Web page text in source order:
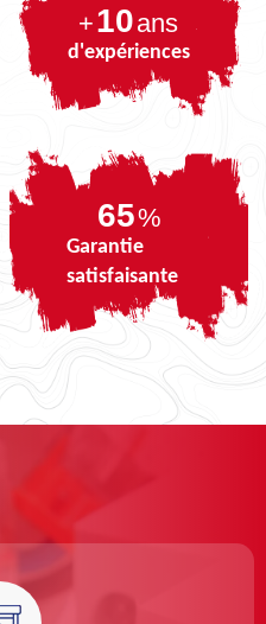
+10ans
d'expériences
82%
Garantie
satisfaisante